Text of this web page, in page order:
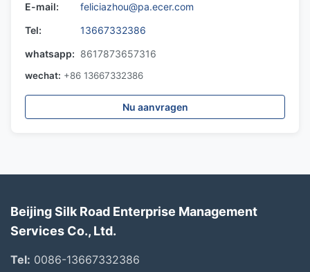
E-mail:
feliciazhou@pa.ecer.com
Tel:
13667332386
whatsapp: 8617873657316
wechat: +86 13667332386
Nu aanvragen
Beijing Silk Road Enterprise Management
Services Co., Ltd.
Tel: 0086-13667332386